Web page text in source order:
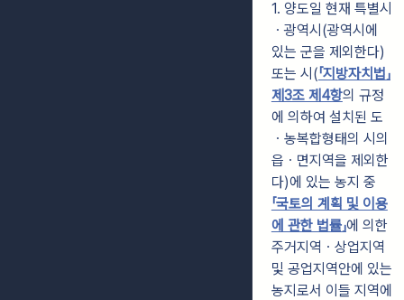
1. 양도일 현재 특별시
ㆍ광역시(광역시에
있는 군을 제외한다)
또는 시(「지방자치법」
제3조 제4항의 규정
에 의하여 설치된 도
ㆍ농복합형태의 시의
읍ㆍ면지역을 제외한
다)에 있는 농지 중
「국토의 계획 및 이용
에 관한 법률」에 의한
주거지역ㆍ상업지역
및 공업지역안에 있는
농지로서 이들 지역에